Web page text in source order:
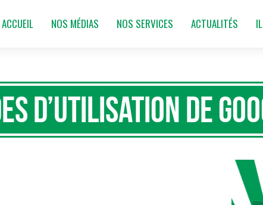
ACCUEIL NOS MÉDIAS NOS SERVICES ACTUALITÉS
d’utilisation de